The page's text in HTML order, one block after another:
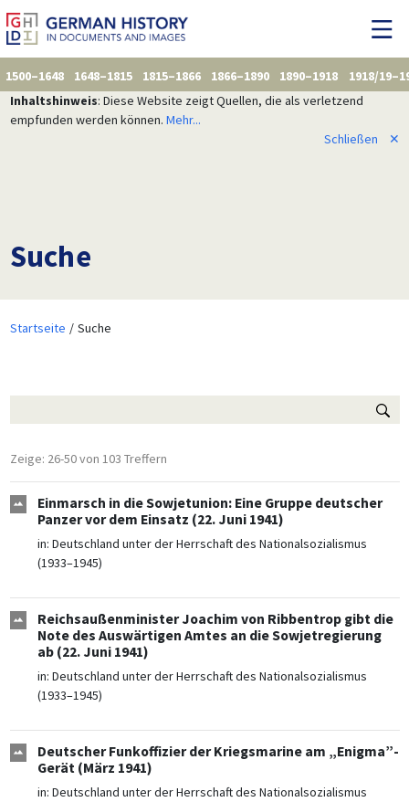
1500–1648 1648–1815 1815–1866 1866–1890 1890–1918
1918/
Inhaltshinweis: Diese Website zeigt Quellen, die als verletzend
empfunden werden können. Mehr...
Schließen
✕
Suche
Startseite Suche
Zeige: 26-50 von 103 Treffern
Einmarsch in die Sowjetunion: Eine Gruppe deutscher
Panzer vor dem Einsatz (22. Juni 1941)
in: Deutschland unter der Herrschaft des Nationalsozialismus
(1933–1945)
Reichsaußenminister Joachim von Ribbentrop gibt die
Note des Auswärtigen Amtes an die Sowjetregierung
ab (22. Juni 1941)
in: Deutschland unter der Herrschaft des Nationalsozialismus
(1933–1945)
Deutscher Funkoffizier der Kriegsmarine am „Enigma”-
Gerät (März 1941)
in: Deutschland unter der Herrschaft des Nationalsozialismus